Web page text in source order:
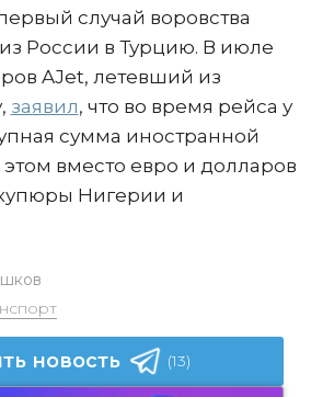
случай воровства
России в Турцию. В июле
AJet, летевший из
заявил, что во время рейса у
сумма иностранной
вместо евро и долларов
Нигерии и
новость (13)